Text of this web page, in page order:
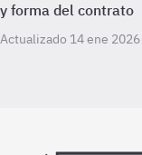
y forma del contrato
Actualizado 14 ene 2026